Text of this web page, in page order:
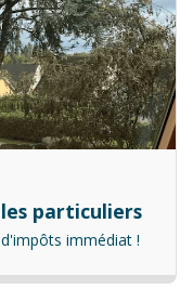
particuliers
immédiat !